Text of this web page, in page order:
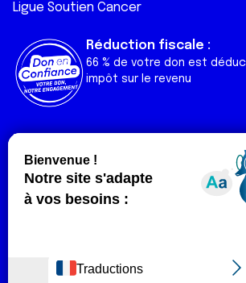
Ligue Soutien Cancer
Réduction fiscale :
66 % de votre don est
impôt sur le revenu
Liens utiles
Nos actualités
Nos publications
Contact
Espace
Espace